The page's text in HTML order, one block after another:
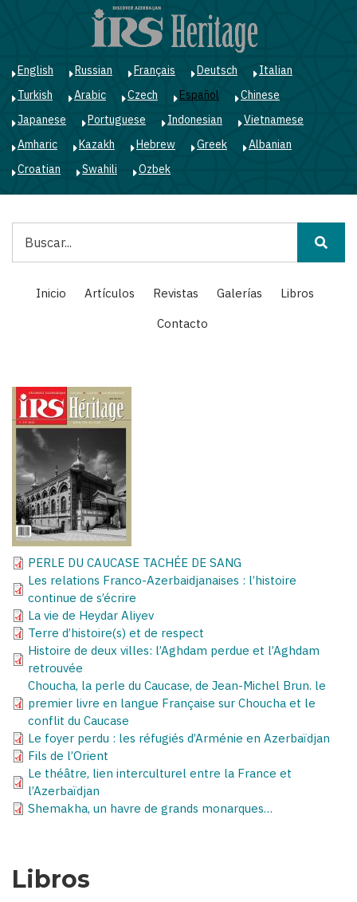
English Russian Français Deutsch
Italian
Turkish
Arabic Czech Español
Chinese
Japanese
Portuguese Indonesian
Vietnamese
Amharic
Kazakh Hebrew Greek
Albanian
Croatian
Swahili Ozbek
Main
navigation
Inicio Artículos Revistas Galerías
Libros
Contacto
PERLE DU CAUCASE TACHÉE DE SANG
Les relations Franco-Azerbaidjanaises : l’histoire
continue de s’écrire
La vie de Heydar Aliyev
Terre d’histoire(s) et de respect
Histoire de deux villes: l’Aghdam perdue et l’Aghdam
retrouvée
Choucha, la perle du Caucase, de Jean-Michel Brun. le
premier livre en langue Française sur Choucha et le
conflit du Caucase
Le foyer perdu : les réfugiés d’Arménie en Azerbaïdjan
Fils de l’Orient
Le théâtre, lien interculturel entre la France et
l’Azerbaïdjan
Shemakha, un havre de grands monarques…
Libros